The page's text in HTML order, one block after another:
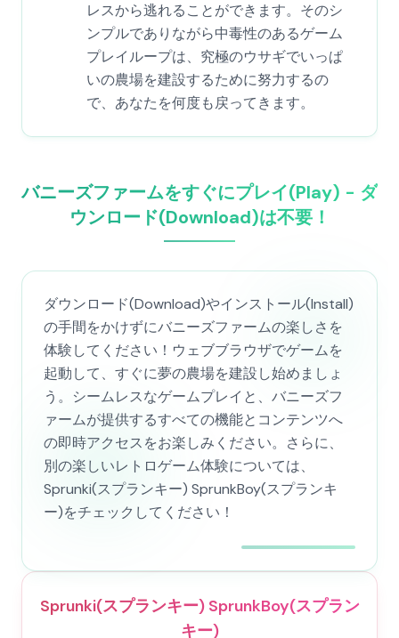
レスから逃れることができます。そのシ
ンプルでありながら中毒性のあるゲーム
プレイループは、究極のウサギでいっぱ
いの農場を建設するために努力するの
で、あなたを何度も戻ってきます。
バニーズファームをすぐにプレイ(Play) - ダ
ウンロード(Download)は不要！
ダウンロード(Download)やインストール(Install)
の手間をかけずにバニーズファームの楽しさを
体験してください！ウェブブラウザでゲームを
起動して、すぐに夢の農場を建設し始めましょ
う。シームレスなゲームプレイと、バニーズフ
ァームが提供するすべての機能とコンテンツへ
の即時アクセスをお楽しみください。さらに、
別の楽しいレトロゲーム体験については、
Sprunki(スプランキー) SprunkBoy(スプランキ
ー)をチェックしてください！
Sprunki(スプランキー) SprunkBoy(スプラン
キー)